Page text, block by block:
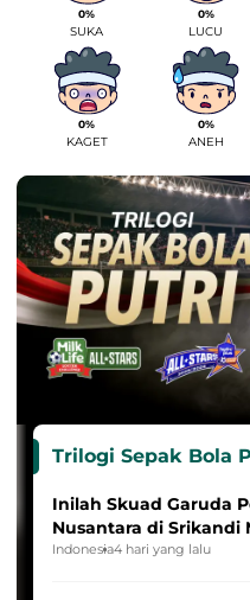
0%
SUKA
0%
LUCU
0%
KAGET
0%
ANEH
Trilogi Sepak Bola
Inilah Skuad Garuda
Nusantara di Srikandi
Indonesia4 hari yang lalu